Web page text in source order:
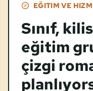
EĞITIM VE
Sınıf,
eğitim
çizgi